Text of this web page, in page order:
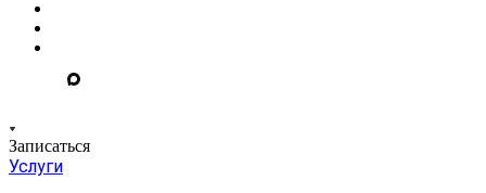
Записаться
Услуги